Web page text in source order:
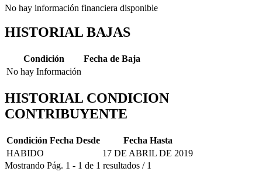
No hay información financiera disponible
HISTORIAL BAJAS
Condición
Fecha de Baja
No hay Información
HISTORIAL CONDICION
CONTRIBUYENTE
Condición Fecha Desde
Fecha Hasta
HABIDO
17 DE ABRIL DE 2019
Mostrando Pág. 1 - 1 de 1 resultados / 1